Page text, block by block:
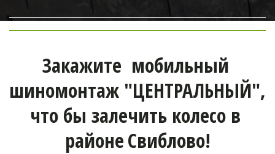
Закажите  мобильный
шиномонтаж "ЦЕНТРАЛЬНЫЙ",
что бы залечить колесо в
районеСвиблово!